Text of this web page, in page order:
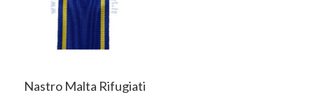
Nastro Malta Rifugiati